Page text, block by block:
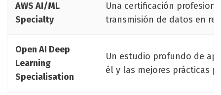
AWS AI/ML
Specialty
Una certificación
transmisión de datos en
Open AI Deep
Learning
Specialisation
Un estudio profundo de
él y las mejores prácticas